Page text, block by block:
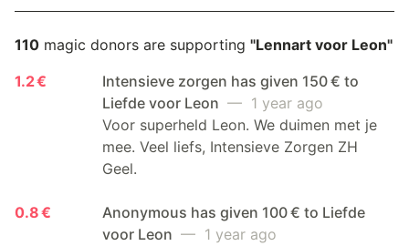
110 magic donors are supporting "Lennart voor Leon"
1.2 €
Intensieve zorgen has given 150 € to
Liefde voor Leon — 1 year ago
Voor superheld Leon. We duimen met je
mee. Veel liefs, Intensieve Zorgen ZH
Geel.
0.8 €
Anonymous has given 100 € to Liefde
voor Leon — 1 year ago